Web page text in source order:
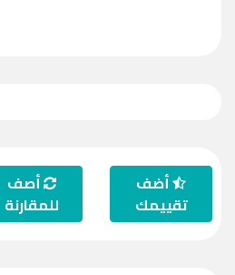
أضف
تقييمك
أصف
للمقارنة